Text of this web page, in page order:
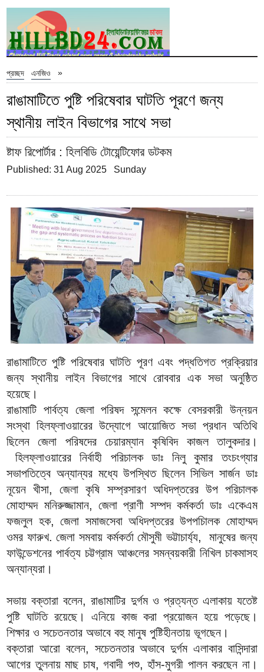
প্রচ্ছদ »
এনজিও
রাঙামাটিতে পুষ্টি পরিষেবার ঘাটতি পূরণে জন্য
স্থানীয় লাইন বিভাগের সাথে সভা
ষ্টাফ রিপোর্টার: হিলবিডি টোয়েন্টিফোর ডটকম
Published: 31 Aug 2025 Sunday
রাঙামাটিতে পুষ্টি পরিষেবার ঘাটতি পূরণ এবং পদ্ধতিগত প্রক্রিয়ার
জন্য স্থানীয় লাইন বিভাগের সাথে রোববার এক সভা অনুষ্ঠিত
হয়েছে।
রাঙামাটি পার্বত্য জেলা পরিষদ সন্মেলন কক্ষে বেসরকারী উন্নয়ন
সংস্থা হিলফ্লাওয়ারের উদ্যোগে আয়োজিত সভা প্রধান অতিথি
ছিলেন জেলা পরিষদের চেয়ারম্যান কৃষিবিদ কাজল তালুকদার।
হিলফ্লাওয়ারের নির্বাহী পরিচালক ডাঃ নিলু কুমার তংচংগ্যার
সভাপতিত্বে অন্যান্যর মধ্যে উপস্থিত ছিলেন সিভিল সার্জন ডাঃ
নূয়েন খীসা, জেলা কৃষি সম্প্রসারণ অধিদপ্তরের উপ পরিচালক
মোহাম্মদ মনিরুজ্জামান, জেলা প্রাণী সম্পদ কর্মকর্তা ডাঃ একেএম
ফজলুল হক, জেলা সমাজসেবা অধিদপ্তরের উপপচিালক মোহাম্মদ
ওমর ফারুখ. জেলা সমবায় কর্মকর্তামৌসুমী ভট্টাচার্য্য, মানুষের জন্য
ফাউন্ডেশনের পার্বত্য চট্টগ্রাম আঞ্চলের সমন্বয়কারী নিখিল চাকমাসহ
অন্যান্যরা।
সভায় বক্তারা বলেন, রাঙামাটির দুর্গম ও প্রত্যন্ত এলাকায় যতেষ্ট
পুষ্টি ঘাটতি রয়েছে। এনিয়ে কাজ করা প্রয়োজন হয়ে পড়েছে।
শিক্ষার ও সচেতনতার অভাবে বহু মানুষ পুষ্টিহীনতায় ভূগছেন।
বক্তারা আরো বলেন, সচেতনতার অভাবে দুর্গম এলাকার বাসিন্দারা
আগের তুলনায় মাছ চাষ, গবাদী পশু, হাঁস-মুগরী পালন করছেন না।